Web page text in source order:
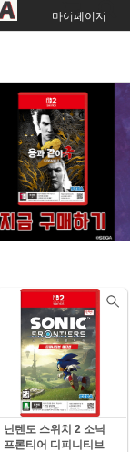
마이페이지
닌텐도 스위치 2 소닉
프론티어 디피니티브